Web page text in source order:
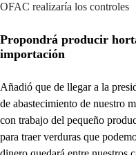
OFAC realizaría los controles
Propondrá producir
importación
Añadió que de llegar a la
de abastecimiento de nuestro
con trabajo del pequeño
para traer verduras que